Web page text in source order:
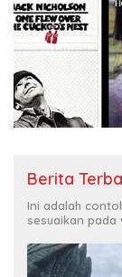
Berita
Ini adalah
sesuaikan pada